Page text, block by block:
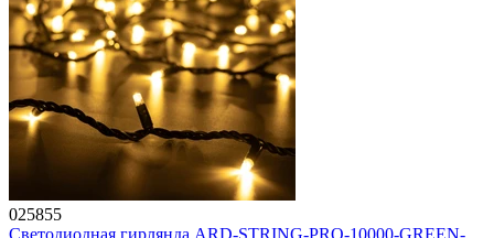
025855
Светодиодная гирлянда ARD-STRING-PRO-10000-GREEN-